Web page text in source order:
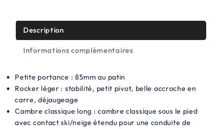
:
8
9
,
0
0
,
0
€
.
Description
Informations complémentaires
Petite portance : 85mm au patin
Rocker léger : stabilité, petit pivot, belle accroche en
carre, déjaugeage
Cambre classique long : cambre classique sous le pied
avec contact ski/neige étendu pour une conduite de